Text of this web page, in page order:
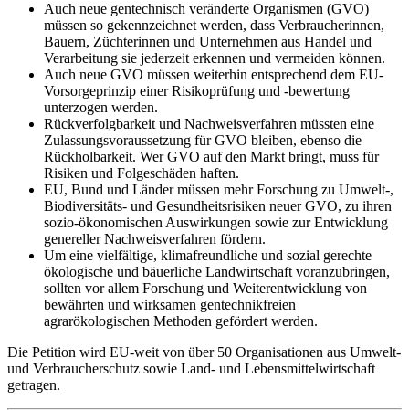
Auch neue gentechnisch veränderte Organismen (GVO)
müssen so gekennzeichnet werden, dass Verbraucherinnen,
Bauern, Züchterinnen und Unternehmen aus Handel und
Verarbeitung sie jederzeit erkennen und vermeiden können.
Auch neue GVO müssen weiterhin entsprechend dem EU-
Vorsorgeprinzip einer Risikoprüfung und -bewertung
unterzogen werden.
Rückverfolgbarkeit und Nachweisverfahren müssten eine
Zulassungsvoraussetzung für GVO bleiben, ebenso die
Rückholbarkeit. Wer GVO auf den Markt bringt, muss für
Risiken und Folgeschäden haften.
EU, Bund und Länder müssen mehr Forschung zu Umwelt-,
Biodiversitäts- und Gesundheitsrisiken neuer GVO, zu ihren
sozio-ökonomischen Auswirkungen sowie zur Entwicklung
genereller Nachweisverfahren fördern.
Um eine vielfältige, klimafreundliche und sozial gerechte
ökologische und bäuerliche Landwirtschaft voranzubringen,
sollten vor allem Forschung und Weiterentwicklung von
bewährten und wirksamen gentechnikfreien
agrarökologischen Methoden gefördert werden.
Die Petition wird EU-weit von über 50 Organisationen aus Umwelt-
und Verbraucherschutz sowie Land- und Lebensmittelwirtschaft
getragen.